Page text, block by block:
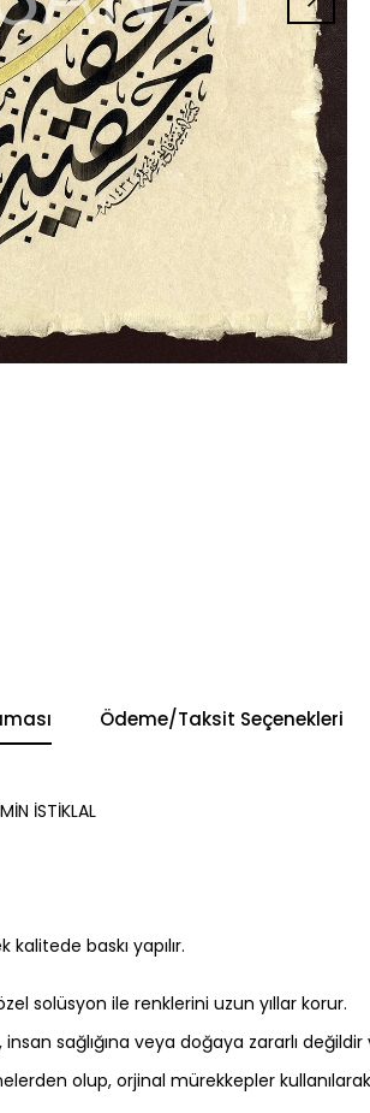
Ödeme/Taksit Seçenekleri
İSTİKLAL
kalitede baskı yapılır.
solüsyon ile renklerini uzun yıllar korur.
sağlığına veya doğaya zararlı
olup, orjinal mürekkepler